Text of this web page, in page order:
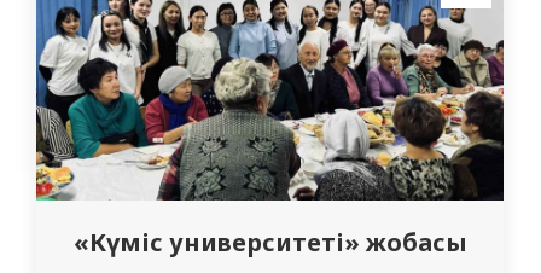
зерттеу жұмыстары бойынша жұмыс
тәжірибесімен бөліседі. Бірінші отырыста
оқу бөлімінің…
«Күміс университеті» жобасы